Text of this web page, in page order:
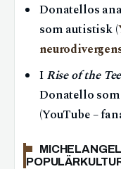
Donatellos
som autistisk (
I Rise of the
Donatello
(YouTube –